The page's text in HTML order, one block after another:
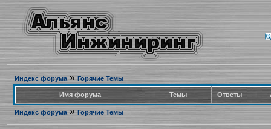
Индекс форума» Горячие Темы
Имя форума Темы Ответы
Индекс форума» Горячие Темы